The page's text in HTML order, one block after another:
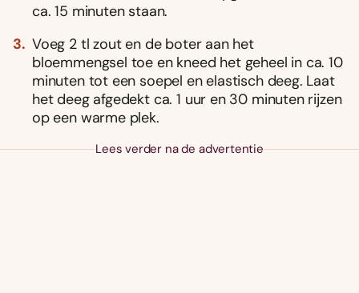
ca. 15 minuten staan.
Voeg 2 tl zout en de boter aan het
bloemmengsel toe en kneed het geheel in ca. 10
minuten tot een soepel en elastisch deeg. Laat
het deeg afgedekt ca. 1 uur en 30 minuten rijzen
op een warme plek.
Lees verder na de advertentie